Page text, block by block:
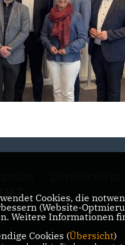
Cookies, die
(Website-
Weitere Informationen
Cookies (Übersicht)